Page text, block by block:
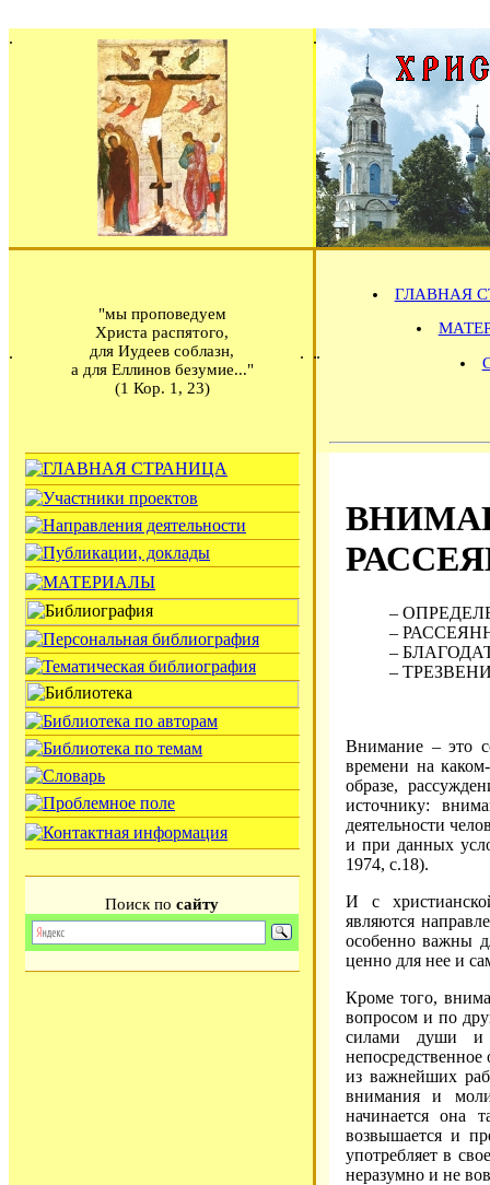
"мы проповедуем
Христа распятого,
для Иудеев соблазн,
а для Еллинов безумие..."
(1 Кор. 1, 23)
ГЛАВНАЯ
Поиск по сайту
–
–
–
–
Внимание – это
времени на
образе,
источнику:
деятельности
и при данных
1974, с.18).
И с
являются
особенно важны
ценно для нее и
Кроме того,
вопросом и по
силами души и
из важнейших
внимания и
начинается она
возвышается и
употребляет в
неразумно и не